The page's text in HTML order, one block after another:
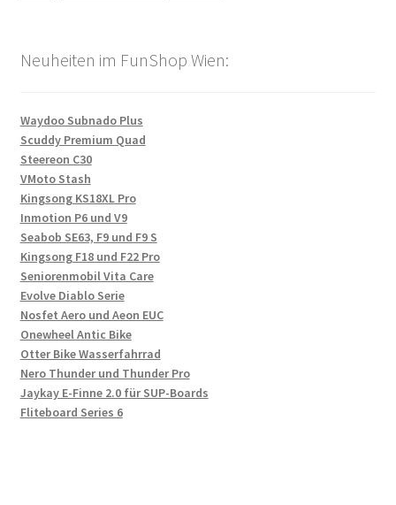
Neuheiten im FunShop Wien:
Waydoo Subnado Plus
Scuddy Premium Quad
Steereon C30
VMoto Stash
Kingsong KS18XL Pro
Inmotion P6 und V9
Seabob SE63, F9 und F9 S
Kingsong F18 und F22 Pro
Seniorenmobil Vita Care
Evolve Diablo Serie
Nosfet Aero und Aeon EUC
Onewheel Antic Bike
Otter Bike Wasserfahrrad
Nero Thunder und Thunder Pro
Jaykay E-Finne 2.0 für SUP-Boards
Fliteboard Series 6